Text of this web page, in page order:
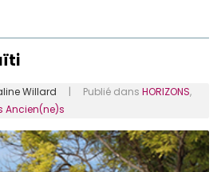
Willard | Publié dans HORIZONS,
Ancien(ne)s